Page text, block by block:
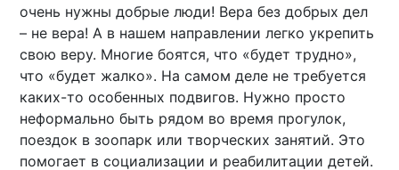
очень нужны добрые люди! Вера без добрых дел
– не вера! А в нашем направлении легко укрепить
свою веру. Многие боятся, что «будет трудно»,
что «будет жалко». На самом деле не требуется
каких-то особенных подвигов. Нужно просто
неформально быть рядом во время прогулок,
поездок в зоопарк или творческих занятий. Это
помогает в социализации и реабилитации детей.